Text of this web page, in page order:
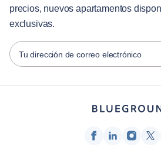
Socios
Operadores de alquiler amueblado
Propietarios
Socios de franquicia
Español
Français
Türkçe
precios, nuevos apartamentos
exclusivas.
Tu dirección de correo electrónico